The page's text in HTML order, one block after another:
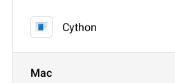
Cython
Mac